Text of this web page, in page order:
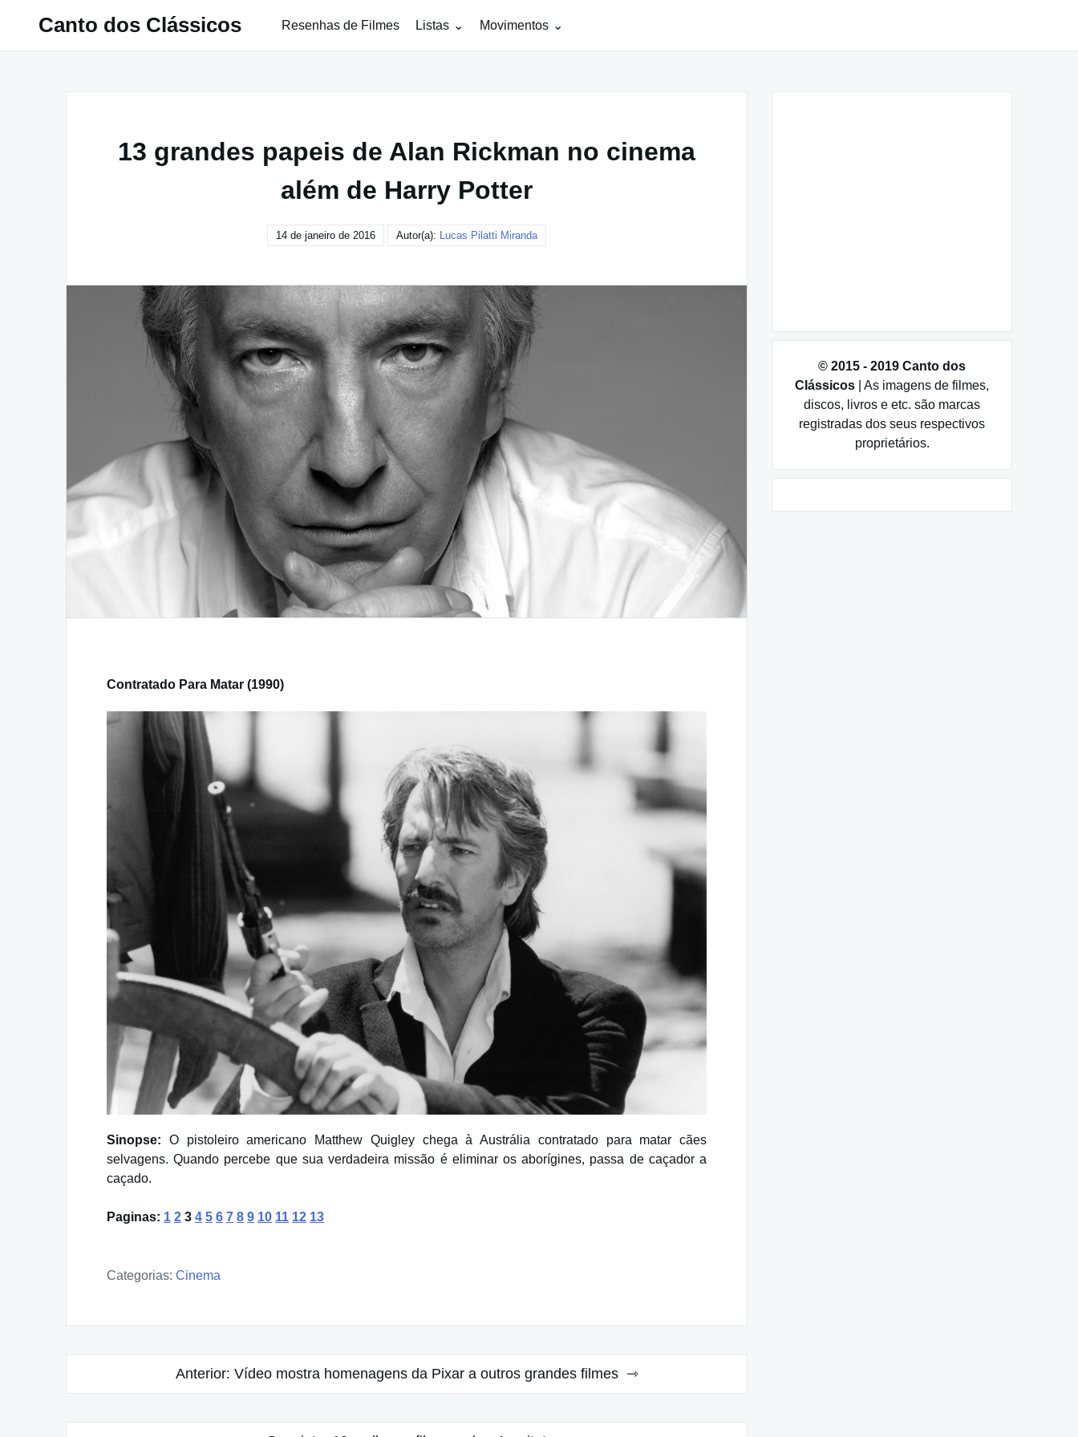
Canto dos Clássicos Resenhas de Filmes Listas Movimentos
13 grandes papeis de Alan Rickman no cinema
além de Harry Potter
14 de janeiro de 2016 Autor(a): Lucas Pilatti Miranda
Contratado Para Matar (1990)
Sinopse: O pistoleiro americano Matthew Quigley chega à Austrália contratado para matar cães
selvagens. Quando percebe que sua verdadeira missão é eliminar os aborígines, passa de caçador a
caçado.
Paginas: 1 2 3 4 5 6 7 8 9 10 11 12 13
Categorias: Cinema
Anterior: Vídeo mostra homenagens da Pixar a outros grandes filmes
© 2015 - 2019 Canto dos
Clássicos | As imagens de filmes,
discos, livros e etc. são marcas
registradas dos seus respectivos
proprietários.